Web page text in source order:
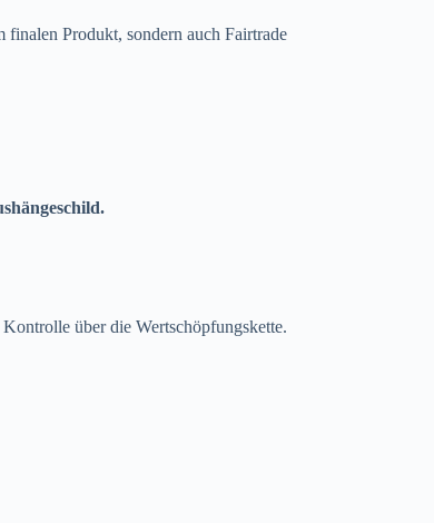
Produkt, sondern auch Fairtrade
über die Wertschöpfungskette.